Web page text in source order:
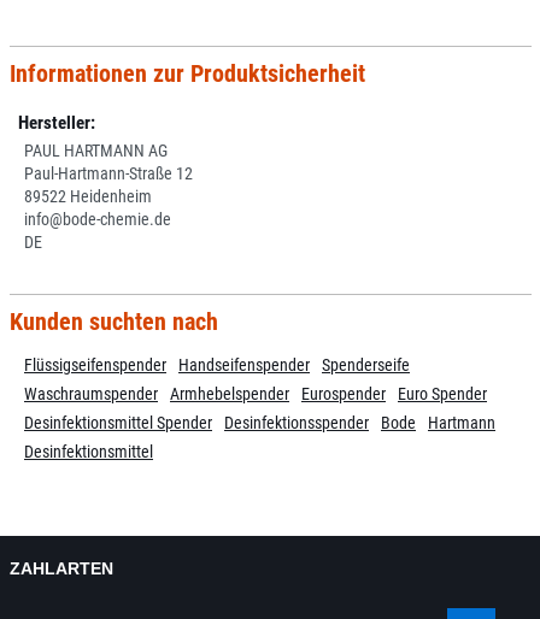
Informationen zur Produktsicherheit
Hersteller:
PAUL HARTMANN AG
Paul-Hartmann-Straße 12
89522 Heidenheim
info@bode-chemie.de
DE
Kunden suchten nach
Flüssigseifenspender Handseifenspender
Spenderseife
Waschraumspender
Armhebelspender Eurospender
Euro Spender
Desinfektionsmittel Spender
Desinfektionsspender Bode
Hartmann
Desinfektionsmittel
ZAHLARTEN